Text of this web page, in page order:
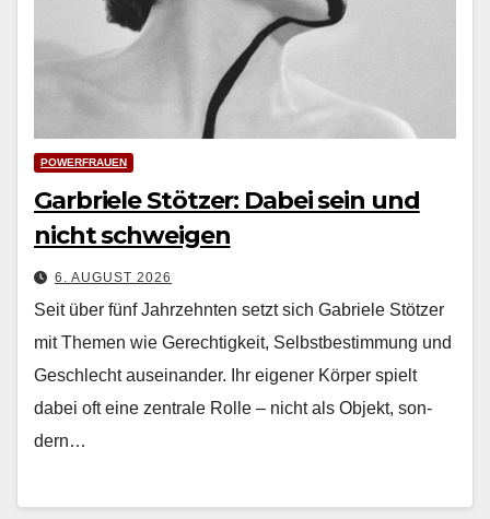
POWERFRAUEN
Garbriele Stötzer: Dabei sein und
nicht schweigen
6. AUGUST 2026
Seit über fünf Jahrzehn­ten set­zt sich Gabriele Stötzer
mit The­men wie Gerechtigkeit, Selb­st­bes­tim­mung und
Geschlecht auseinan­der. Ihr eigen­er Kör­p­er spielt
dabei oft eine zen­trale Rolle – nicht als Objekt, son­
dern…